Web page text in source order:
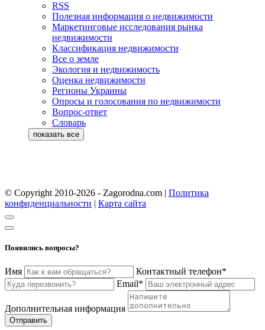
RSS
Полезная информация о недвижимости
Маркетинговые исследования рынка
недвижимости
Классификация недвижимости
Все о земле
Экология и недвижимость
Оценка недвижимости
Регионы Украины
Опросы и голосования по недвижимости
Вопрос-ответ
Словарь
© Copyright 2010-2026 - Zagorodna.com | Политика
конфиденциальности | Карта сайта
Появились вопросы?
Имя
Контактный телефон*
Email*
Дополнительная информация
Отправить